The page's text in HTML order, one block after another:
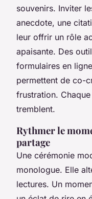
souvenirs. Inviter
anecdote, une
leur offrir un rôle
apaisante. Des
formulaires en
permettent de co-
frustration.
tremblent.
Rythmer le
partage
Une cérémonie
monologue. Elle
lectures. Un